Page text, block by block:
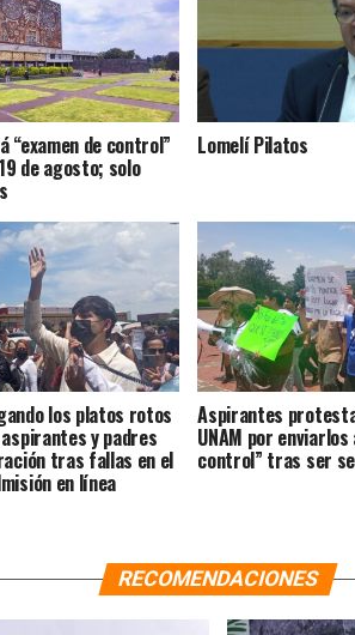
“examen de control”
de agosto; solo
Lomelí Pilatos
los platos rotos
aspirantes y padres
tras fallas en el
en línea
Aspirantes
UNAM por enviarlos
control” tras ser
RECOMENDACIONES